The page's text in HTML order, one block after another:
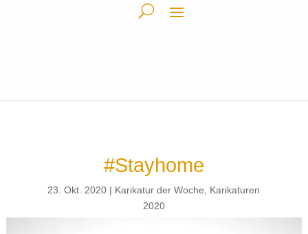
#Stayhome
23. Okt. 2020 Karikatur der Woche
Karikaturen
2020